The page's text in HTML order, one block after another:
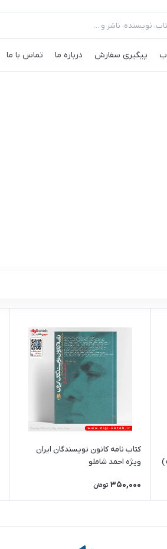
پیگیری سفارش درباره ما تماس با ما
کتاب نامه کانون نویسندگان ایران
ویژه احمد شاملو
350,000 تومان